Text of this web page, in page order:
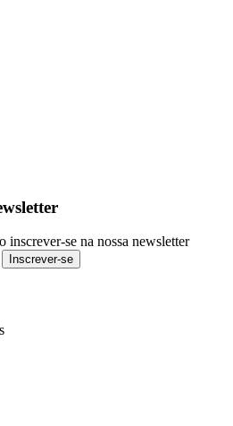
inscrever-se na nossa newsletter
Inscrever-se